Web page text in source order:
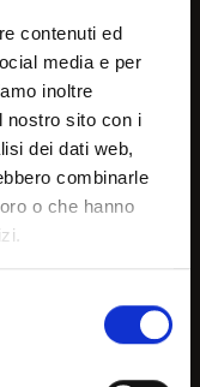
contenuti ed
media e per
inoltre
nostro sito con i
dei dati web,
combinarle
o che hanno
other
are